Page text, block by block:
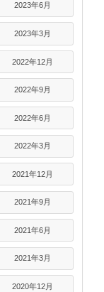
2023年6月
2023年3月
2022年12月
2022年9月
2022年6月
2022年3月
2021年12月
2021年9月
2021年6月
2021年3月
2020年12月